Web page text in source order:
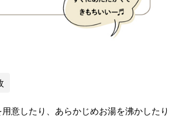
意したり、あらかじめお湯を沸かしたり